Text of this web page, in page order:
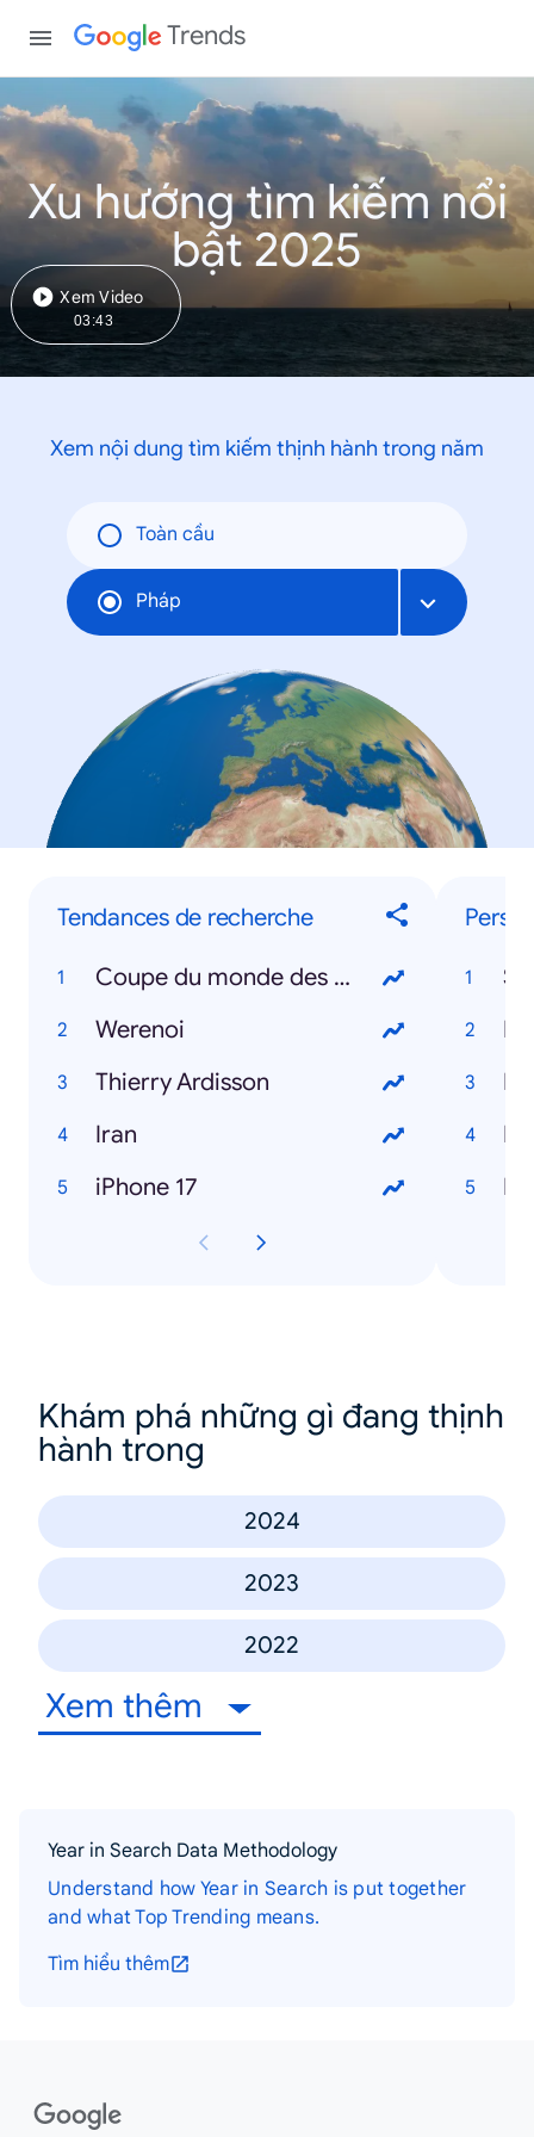
Trends
Xu hướng tìm kiếm nổi
bật 2025
Xem Video
03:43
Xem nội dung tìm kiếm thịnh hành trong năm
Toàn cầu
Pháp
Tendances de recherche
Coupe du monde des clubs
Werenoi
Thierry Ardisson
Iran
iPhone 17
Khám phá những gì đang thịnh
hành trong
2024
2023
2022
Xem thêm
Year in Search Data Methodology
Understand how Year in Search is put together
and what Top Trending means.
Tìm hiểu thêm